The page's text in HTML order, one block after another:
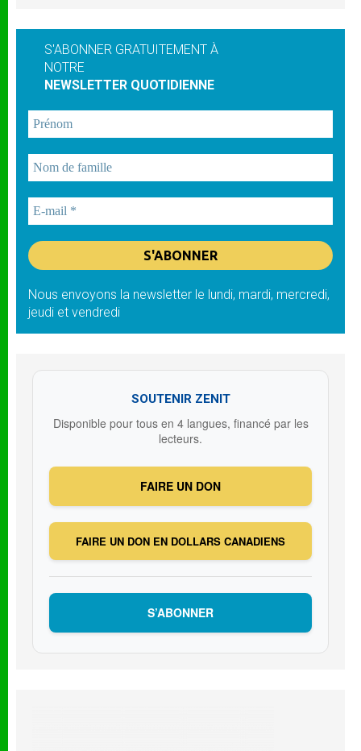
S'ABONNER GRATUITEMENT À
NOTRE
NEWSLETTER QUOTIDIENNE
Nous envoyons la newsletter le lundi, mardi, mercredi,
jeudi et vendredi
SOUTENIR ZENIT
Disponible pour tous en 4 langues, financé par les
lecteurs.
FAIRE UN DON
FAIRE UN DON EN DOLLARS CANADIENS
S’ABONNER